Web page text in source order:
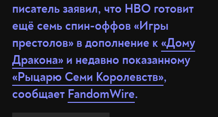
писатель заявил, что HBO готовит
ещё семь спин-оффов «Игры
престолов» в дополнение к«Дому
Дракона» и недавно показанному
«Рыцарю Семи Королевств»,
сообщает FandomWire.